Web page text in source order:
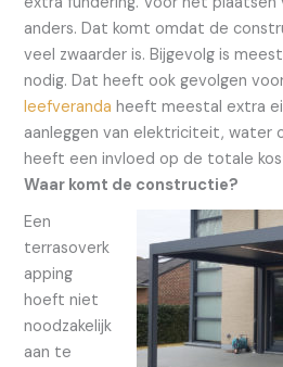
anders. Dat komt omdat de
veel zwaarder is. Bijgevolg is
nodig. Dat heeft ook gevolgen
leefveranda heeft meestal extra
aanleggen van elektriciteit, water
heeft een invloed op de totale
Waar komt de constructie?
Een
terrasoverk
apping
hoeft niet
noodzakelijk
aan te